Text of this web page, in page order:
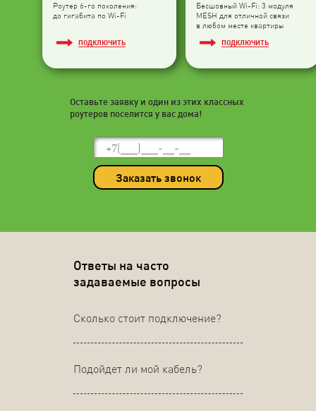
Роутер 6-го поколения:
до гигабита по Wi-Fi
ПОДКЛЮЧИТЬ
Бесшовный Wi-Fi: 3 модуля
МESH для отличной связи
в любом месте квартиры
ПОДКЛЮЧИТЬ
Оставьте заявку и один из этих классных
роутеров поселится у вас дома!
Заказать звонок
Ответы на часто
задаваемые вопросы
Сколько стоит подключение?
Подойдет ли мой кабель?